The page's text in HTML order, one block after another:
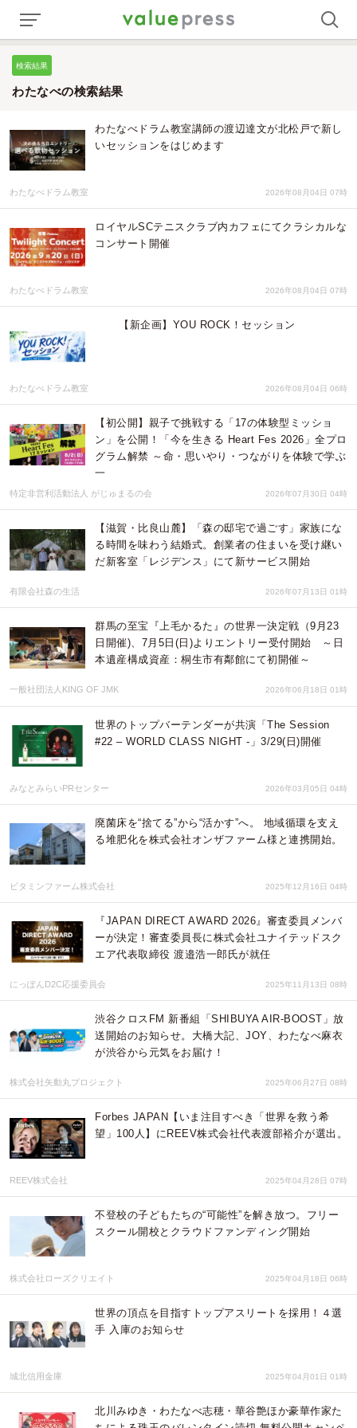
検索結果
わたなべの検索結果
わたなべドラム教室講師の渡辺達文が北松戸で新し
いセッションをはじめます
わたなべドラム教室 2026年08月04日 07時
ロイヤルSCテニスクラブ内カフェにてクラシカルな
コンサート開催
わたなべドラム教室 2026年08月04日 07時
【新企画】YOU ROCK！セッション
わたなべドラム教室 2026年08月04日 06時
【初公開】親子で挑戦する「17の体験型ミッショ
ン」を公開！「今を生きる Heart Fes 2026」全プロ
グラム解禁 ～命・思いやり・つながりを体験で学ぶ
一
特定非営利活動法人 がじゅまるの会 2026年07月30日 04時
【滋賀・比良山麓】「森の邸宅で過ごす」家族にな
る時間を味わう結婚式。創業者の住まいを受け継い
だ新客室「レジデンス」にて新サービス開始
有限会社森の生活 2026年07月13日 01時
群馬の至宝『上毛かるた』の世界一決定戦（9月23
日開催)、7月5日(日)よりエントリー受付開始 ～日
本遺産構成資産：桐生市有鄰館にて初開催～
一般社団法人KING OF JMK 2026年06月18日 01時
世界のトップバーテンダーが共演「The Session
#22 – WORLD CLASS NIGHT -」3/29(日)開催
みなとみらいPRセンター 2026年03月05日 04時
廃菌床を“捨てる”から“活かす”へ。 地域循環を支え
る堆肥化を株式会社オンザファーム様と連携開始。
ビタミンファーム株式会社 2025年12月16日 04時
『JAPAN DIRECT AWARD 2026』審査委員メンバ
ーが決定！審査委員長に株式会社ユナイテッドスク
エア代表取締役 渡邉浩一郎氏が就任
にっぽんD2C応援委員会 2025年11月13日 08時
渋谷クロスFM 新番組「SHIBUYA AIR-BOOST」放
送開始のお知らせ。大橋大記、JOY、わたなべ麻衣
が渋谷から元気をお届け！
株式会社矢動丸プロジェクト 2025年06月27日 08時
Forbes JAPAN【いま注目すべき「世界を救う希
望」100人】にREEV株式会社代表渡部裕介が選出。
REEV株式会社 2025年04月28日 07時
不登校の子どもたちの“可能性”を解き放つ。フリー
スクール開校とクラウドファンディング開始
株式会社ローズクリエイト 2025年04月18日 06時
世界の頂点を目指すトップアスリートを採用！４選
手 入庫のお知らせ
城北信用金庫 2025年04月01日 01時
北川みゆき・わたなべ志穂・華谷艶ほか豪華作家た